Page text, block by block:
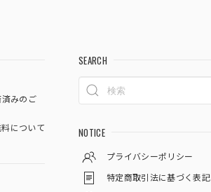
みのご
について
SEARCH
NOTICE
プライバシーポリシー
特定商取引法に基づく表記